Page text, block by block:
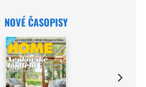
NOVÉ ČASOPISY